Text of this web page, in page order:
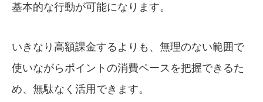
基本的な行動が可能になります。
いきなり高額課金するよりも、無理のない範囲で
使いながらポイントの消費ペースを把握できるた
め、無駄なく活用できます。